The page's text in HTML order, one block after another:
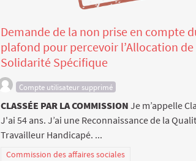
Demande de la non prise en compte
plafond pour percevoir l’Allocation de
Solidarité Spécifique
Compte utilisateur supprimé
CLASSÉE PAR LA COMMISSION Je m’appelle
J'ai 54 ans. J’ai une Reconnaissance de la
Travailleur Handicapé. ...
Commission des affaires sociales